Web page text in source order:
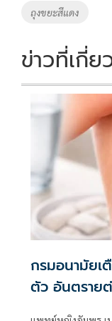
k
ถุงขยะสีแดง
ข่าวที่เกี่ย
กรมอนามัยเ
ตัว อันตราย